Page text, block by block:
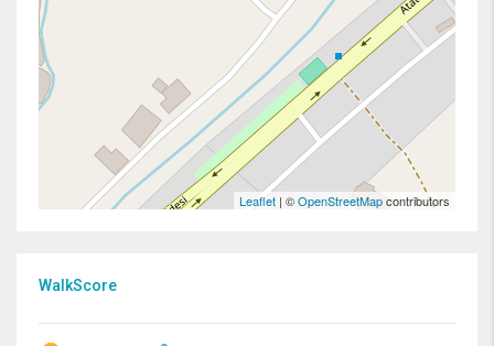
Leaflet | ©OpenStreetMapcontributors
WalkScore